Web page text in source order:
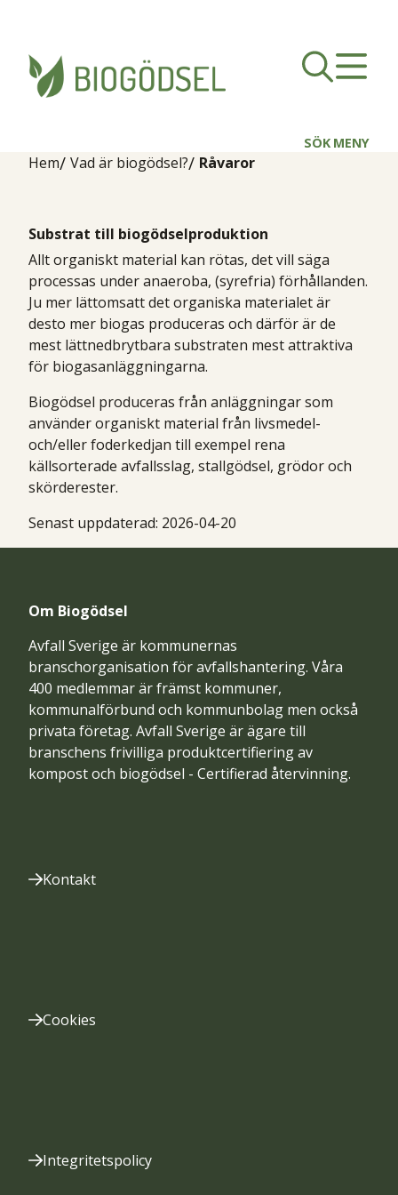
SÖK MENY
Hem Vad är biogödsel? Råvaror
Substrat till biogödselproduktion
Allt organiskt material kan rötas, det vill säga
processas under anaeroba, (syrefria) förhållanden.
Ju mer lättomsatt det organiska materialet är
desto mer biogas produceras och därför är de
mest lättnedbrytbara substraten mest attraktiva
för biogasanläggningarna.
Biogödsel produceras från anläggningar som
använder organiskt material från livsmedel-
och/eller foderkedjan till exempel rena
källsorterade avfallsslag, stallgödsel, grödor och
skörderester.
Senast uppdaterad: 2026-04-20
Om Biogödsel
Avfall Sverige är kommunernas
branschorganisation för avfallshantering. Våra
400 medlemmar är främst kommuner,
kommunalförbund och kommunbolag men också
privata företag. Avfall Sverige är ägare till
branschens frivilliga produktcertifiering av
kompost och biogödsel - Certifierad återvinning.
Kontakt
Cookies
Integritetspolicy